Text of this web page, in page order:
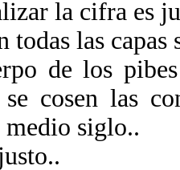
la cifra es
todas las capas
de los
se cosen las
siglo..